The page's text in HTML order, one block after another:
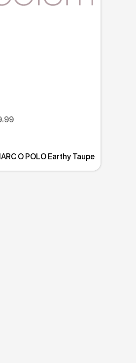
O POLO Earthy Taupe